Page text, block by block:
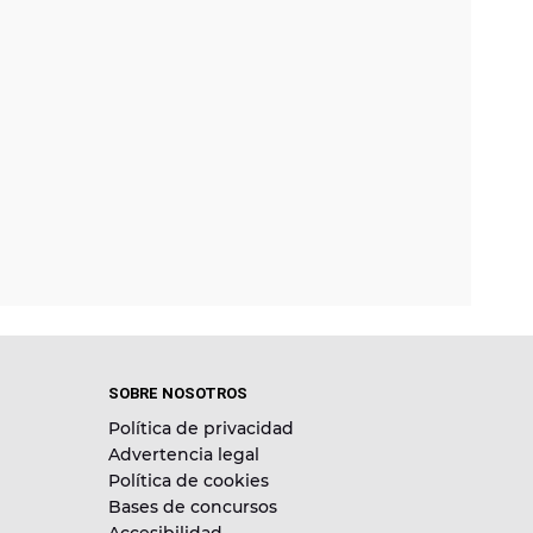
SOBRE NOSOTROS
Política de privacidad
Advertencia legal
Política de cookies
Bases de concursos